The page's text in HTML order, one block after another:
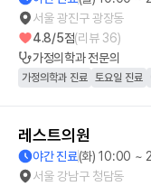
서울 광진구 광장동
4.8/5점(리뷰 36)
가정의학과전문의
가정의학과 진료 토요일 진료
레스트의원
야간 진료(화) 10:00 ~
서울 강남구 청담동